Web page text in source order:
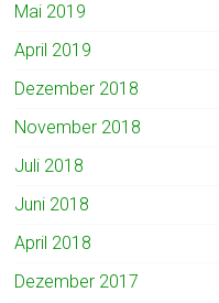
Mai 2019
April 2019
Dezember 2018
November 2018
Juli 2018
Juni 2018
April 2018
Dezember 2017